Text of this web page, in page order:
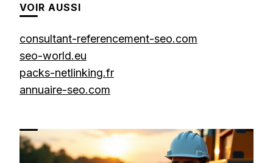
VOIR AUSSI
consultant-referencement-seo.com
seo-world.eu
packs-netlinking.fr
annuaire-seo.com